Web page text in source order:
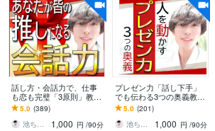
話し方・会話力で、仕事
も恋も完璧「3原則」教え
ます 1人反省会を卒業！友
達0人あがり症→プレゼン
大会1位の奥義
5.0 (389)
池ちゃん先生｜話し方×自分発見コーチ｜
1,000 円 /90分
プレゼン力「話し下手」
でも伝わる3つの奥義教え
ます プレゼン賞100人中1
位の【話し方】ロジカル
会話・スピーチ術
5.0 (201)
池ちゃん先生｜話し方×自分発見コーチ｜
1,000 円 /90分